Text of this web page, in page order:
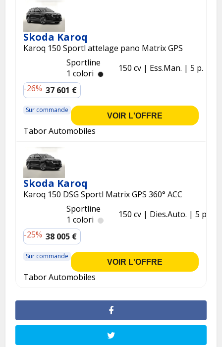
Skoda Karoq
Karoq 150 Sportl attelage pano Matrix GPS
Sportline
1 colori
150 cv Ess.Man.
5 p.
-26% 37 601 €
Sur commande
VOIR L'OFFRE
Tabor Automobiles
Skoda Karoq
Karoq 150 DSG Sportl Matrix GPS 360° ACC
Sportline
1 colori
150 cv Dies.Auto.
5 p.
-25% 38 005 €
Sur commande
VOIR L'OFFRE
Tabor Automobiles